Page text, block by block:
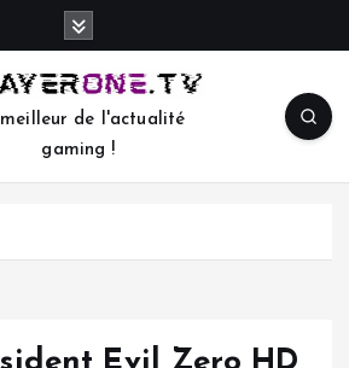
de l'actualité
gaming !